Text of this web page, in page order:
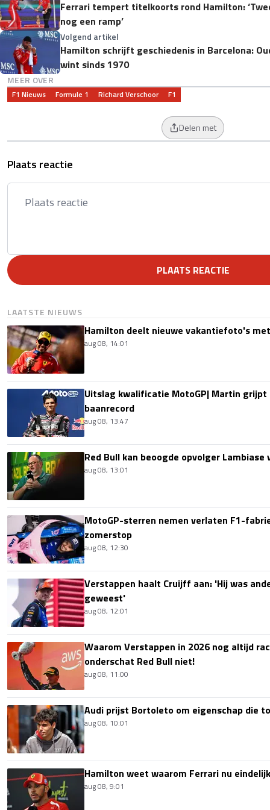
Ferrari tempert titelkoorts rond Hamilton:
nog een ramp’
Volgend artikel
Hamilton schrijft geschiedenis in Barcelona:
wint sinds 1970
MEER OVER
F1 Nieuws Formule 1 Richard Verschoor F1
Delen met
Plaats reactie
PLAATS REACTIE
LAATSTE NIEUWS
Hamilton deelt nieuwe vakantiefoto's
aug 08, 14:01
Uitslag kwalificatie MotoGP| Martin
baanrecord
aug 08, 13:47
Red Bull kan beoogde opvolger
aug 08, 13:01
MotoGP-sterren nemen verlaten F1-
zomerstop
aug 08, 12:30
Verstappen haalt Cruijff aan: 'Hij was
geweest'
aug 08, 12:01
Waarom Verstappen in 2026 nog altijd
onderschat Red Bull niet!
aug 08, 11:00
Audi prijst Bortoleto om eigenschap die
aug 08, 10:01
Hamilton weet waarom Ferrari nu
aug 08, 9:01